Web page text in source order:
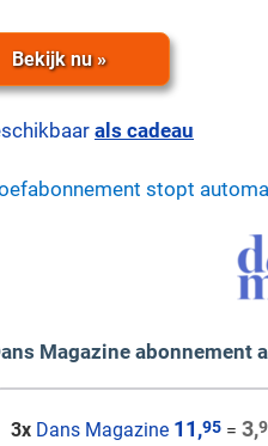
Bekijk nu »
als cadeau
stopt
Magazine abonnement
3x Dans Magazine 11,95 = 3,